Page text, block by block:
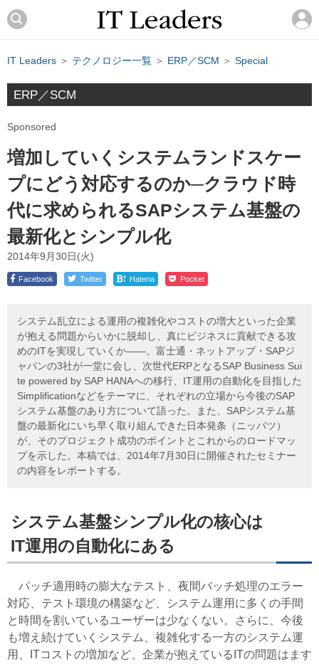
IT Leaders ＞ テクノロジー一覧 ＞ ERP／SCM ＞ Special
ERP／SCM
Sponsored
増加していくシステムランドスケー
プにどう対応するのか─クラウド時
代に求められるSAPシステム基盤の
最新化とシンプル化
2014年9月30日(火)
Facebook Twitter ! Hatena Pocket
システム乱立による運用の複雑化やコストの増大といった企業
が抱える問題からいかに脱却し、真にビジネスに貢献できる攻
めのITを実現していくか――。富士通・ネットアップ・SAPジ
ャパンの3社が一堂に会し、次世代ERPとなるSAP Business Sui
te powered by SAP HANAへの移行、IT運用の自動化を目指した
Simplificationなどをテーマに、それぞれの立場から今後のSAP
システム基盤のあり方について語った。また、SAPシステム基
盤の最新化にいち早く取り組んできた日本発条（ニッパツ）
が、そのプロジェクト成功のポイントとこれからのロードマッ
プを示した。本稿では、2014年7月30日に開催されたセミナー
の内容をレポートする。
システム基盤シンプル化の核心は
IT運用の自動化にある
パッチ適用時の膨大なテスト、夜間バッチ処理のエラー
対応、テスト環境の構築など、システム運用に多くの手間
と時間を割いているユーザーは少なくない。さらに、今後
も増え続けていくシステム、複雑化する一方のシステム運
用、ITコストの増加など、企業が抱えているITの問題はます